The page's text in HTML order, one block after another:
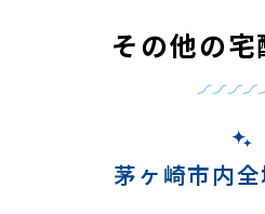
その他の
茅ヶ崎市内